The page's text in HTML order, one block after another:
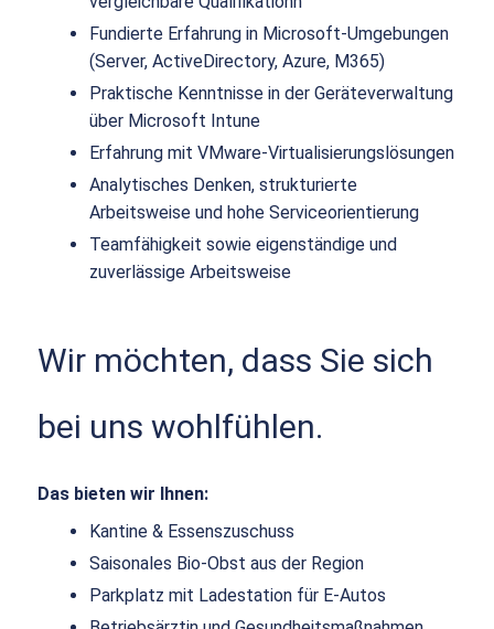
Fundierte Erfahrung in Microsoft-Umgebungen
(Server, ActiveDirectory, Azure, M365)
Praktische Kenntnisse in der Geräteverwaltung
über Microsoft Intune
Erfahrung mit VMware-Virtualisierungslösungen
Analytisches Denken, strukturierte
Arbeitsweise und hohe Serviceorientierung
Teamfähigkeit sowie eigenständige und
zuverlässige Arbeitsweise
Wir möchten, dass Sie sich
bei uns wohlfühlen.
Das bieten wir Ihnen:
Kantine & Essenszuschuss
Saisonales Bio-Obst aus der Region
Parkplatz mit Ladestation für E-Autos